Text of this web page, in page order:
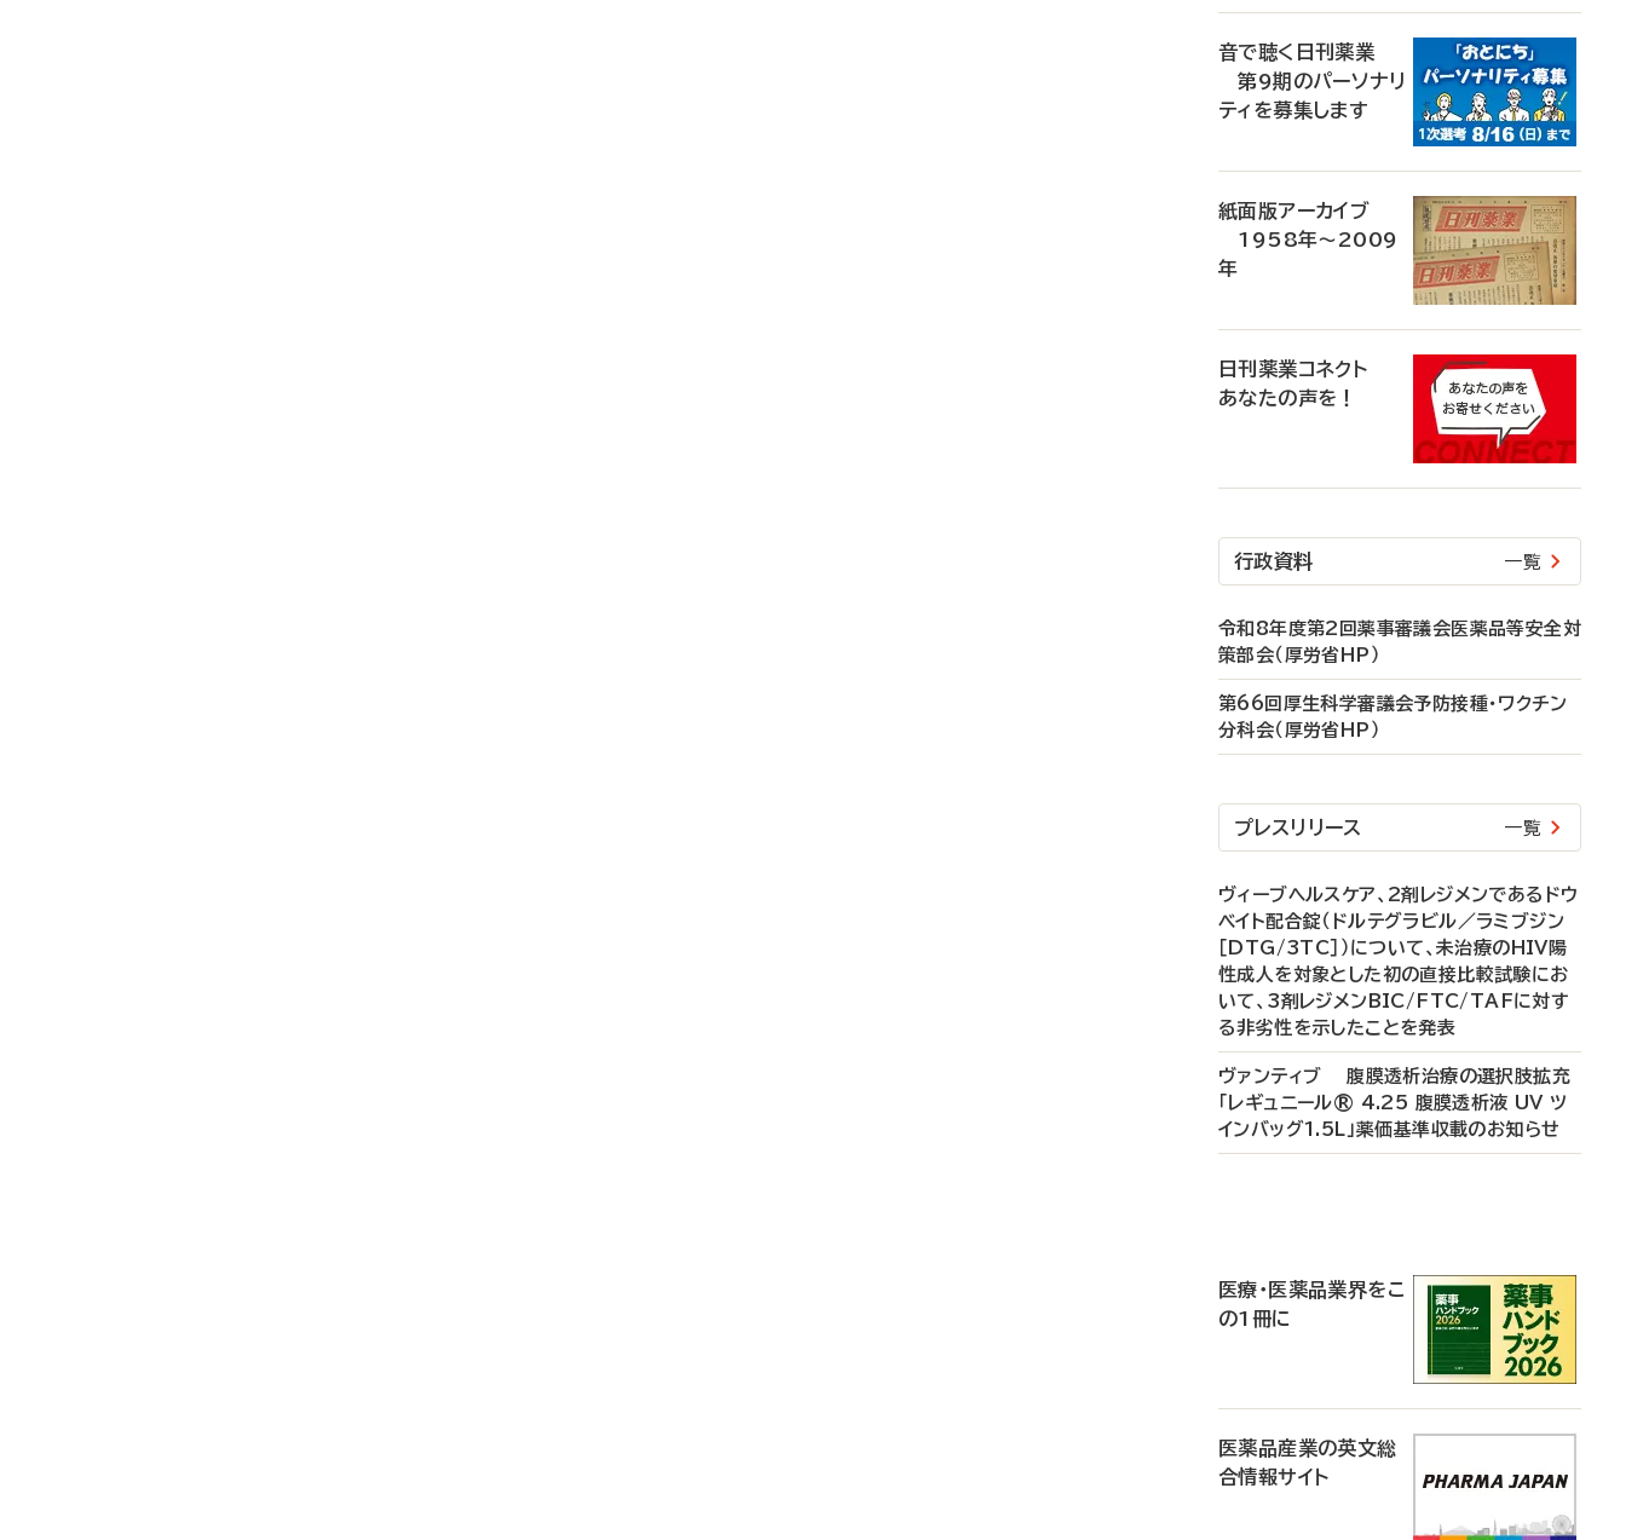
音で聴く日刊薬業
第9期のパーソナリ
ティを募集します
紙面版アーカイブ
1958年～2009
年
日刊薬業コネクト
あなたの声を！
行政資料 一覧
令和8年度第2回薬事審議会医薬品等安全対
策部会（厚労省HP）
第66回厚生科学審議会予防接種・ワクチン
分科会（厚労省HP）
プレスリリース 一覧
ヴィーブヘルスケア、2剤レジメンであるドウ
ベイト配合錠（ドルテグラビル／ラミブジン
［DTG/3TC］）について、未治療のHIV陽
性成人を対象とした初の直接比較試験にお
いて、3剤レジメンBIC/FTC/TAFに対す
る非劣性を示したことを発表
ヴァンティブ 腹膜透析治療の選択肢拡充
「レギュニール® 4.25 腹膜透析液 UV ツ
インバッグ1.5L」薬価基準収載のお知らせ
医療・医薬品業界をこ
の1冊に
医薬品産業の英文総
合情報サイト